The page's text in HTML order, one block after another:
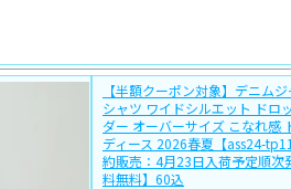
【半額クーポン対象】デニム
シャツ ワイドシルエット ドロ
ダー オーバーサイズ こなれ感
ディース 2026春夏【ass24-
約販売：4月23日入荷予定順次
料無料】60込